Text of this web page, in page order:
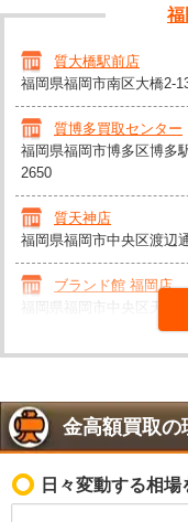
福
質大橋駅前店
福岡県福岡市南区大橋2-
質博多買取センター
福岡県福岡市博多区博多
2650
質天神店
福岡県福岡市中央区渡辺
ブランド館 福岡店
福岡県福岡市中央区天神
金高額買取の
日々変動する相